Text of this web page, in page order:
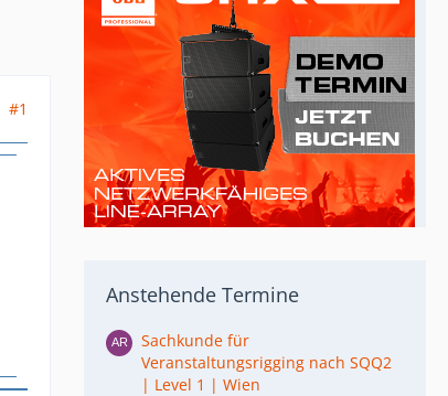
#1
Anstehende Termine
Sachkunde für
Veranstaltungsrigging nach SQQ2
| Level 1 | Wien